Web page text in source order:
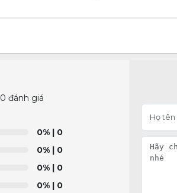
0 đánh giá
0%| 0
0%| 0
0%| 0
0%| 0